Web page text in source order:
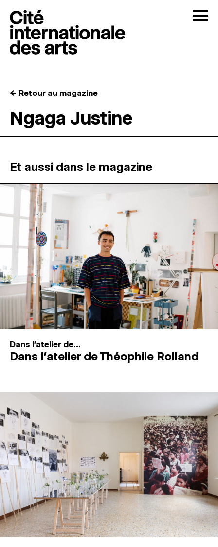
RÉSIDENCES ↓
ATELIERS OUVERTS
PROGRAMMATION
MAGAZINE
ESPACES DE PRATIQUE ARTISTIQUE ↓
Recherche
Connexion
← Retour au magazine
Ngaga Justine
Et aussi dans le magazine
Dans l'atelier de...
Dans l’atelier de Théophile Rolland